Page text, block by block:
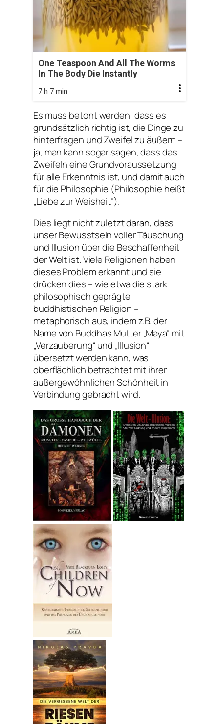
One Teaspoon And All The Worms
In The Body Die Instantly
7 h 7 min
Es muss betont werden, dass es
grundsätzlich richtig ist, die Dinge zu
hinterfragen und Zweifel zu äußern –
ja, man kann sogar sagen, dass das
Zweifeln eine Grundvoraussetzung
für alle Erkenntnis ist, und damit auch
für die Philosophie (Philosophie heißt
„Liebe zur Weisheit“).
Dies liegt nicht zuletzt daran, dass
unser Bewusstsein voller Täuschung
und Illusion über die Beschaffenheit
der Welt ist. Viele Religionen haben
dieses Problem erkannt und sie
drücken dies – wie etwa die stark
philosophisch geprägte
buddhistischen Religion –
metaphorisch aus, indem z.B. der
Name von Buddhas Mutter „Maya“ mit
„Verzauberung“ und „Illusion“
übersetzt werden kann, was
oberflächlich betrachtet mit ihrer
außergewöhnlichen Schönheit in
Verbindung gebracht wird.